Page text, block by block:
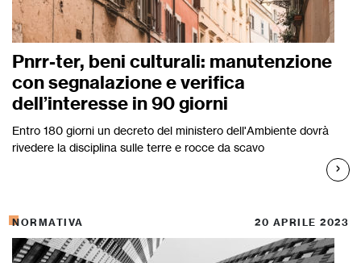
Pnrr-ter, beni culturali: manutenzione
con segnalazione e verifica
dell’interesse in 90 giorni
Entro 180 giorni un decreto del ministero dell'Ambiente dovrà
rivedere la disciplina sulle terre e rocce da scavo
NORMATIVA 20 APRILE 2023